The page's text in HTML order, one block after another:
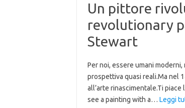
Un pittore
revolutionary
Stewart
Per noi, essere umani
prospettiva quasi reali.Ma nel
all’arte rinascimentale.Ti
see a painting with a… Leggi